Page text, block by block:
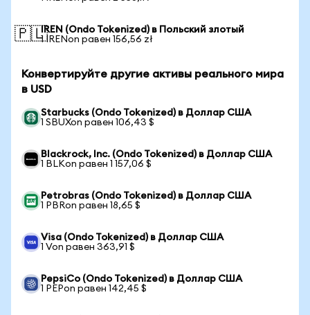
🇵🇱IREN (Ondo Tokenized) в Польский злотый
1 IRENon равен 156,56 zł
Конвертируйте другие активы реального мира
в USD
Starbucks (Ondo Tokenized) в Доллар США
1 SBUXon равен 106,43 $
Blackrock, Inc. (Ondo Tokenized) в Доллар США
1 BLKon равен 1 157,06 $
Petrobras (Ondo Tokenized) в Доллар США
1 PBRon равен 18,65 $
Visa (Ondo Tokenized) в Доллар США
1 Von равен 363,91 $
PepsiCo (Ondo Tokenized) в Доллар США
1 PEPon равен 142,45 $